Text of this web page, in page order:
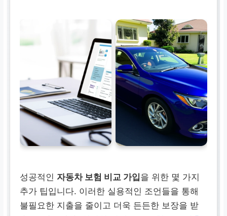
성공적인 자동차 보험 비교 가입을 위한 몇 가지
추가 팁입니다. 이러한 실용적인 조언들을 통해
불필요한 지출을 줄이고 더욱 든든한 보장을 받